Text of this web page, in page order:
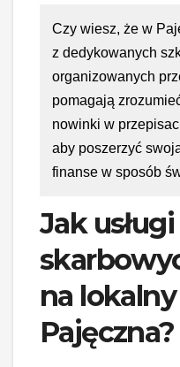
Czy wiesz, że w
z dedykowanych
organizowanych
pomagają
nowinki w
aby poszerzyć
finanse w sposób
Jak
na
Pajęczna?